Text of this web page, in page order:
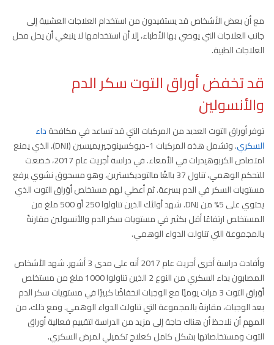
مع أن بعض الأشخاص قد يستفيدون من استخدام العلاجات العشبية إلى
جانب العلاجات التي يوصي بها الأطباء، إلا أن استخدامها لا ينبغي أن يحل محل
العلاجات الطبية.
قد تخفض أوراق التوت سكر الدم
والأنسولين
توفر أوراق التوت العديد من المركبات التي قد تساعد في مكافحةداء
السكري
. وتشمل هذه المركبات 1-ديوكسينوجيريميسين (DNJ)، الذي يمنع
امتصاص الكربوهيدرات في الأمعاء. في دراسة أجريت عام 2017، خضعت
للتحكم الوهمي، تناول 37 بالغًا مالتوديكسترين، وهو مسحوق نشوي يرفع
مستويات السكر في الدم بسرعة. ثم أعطي لهم مستخلص أوَراق التوت الذي
يحتوي على 5% من DNJ. شهد أولئك الذين تناولوا 250 أو 500 ملغ من
المستخلص ارتفاعًا أقل بكثير في مستويات سكر الدم والأنسولين مقارنةً
بالمجموعة التي تناولت الدواء الوهمي.
وأفادت دراسة أخرى أجريت عام 2017 أنه على مدى 3 أشهر. شهد الأشخاص
المصابون بداء السكري من النوع 2 الذين تناولوا 1000 ملغ من مستخلص
أوَراق التوت 3 مرات يوميًا مع الوجبات انخفاضًا كبيرًا في مستويات سكر الدم
بعد الوجبات، مقارنةً بالمجموعة التي تناولت الدواء الوهمي. ومع ذلك، من
المهم أن نلاحظ أن هناك حاجة إلى مزيد من الدراسة لتقييم فعالية أوراق
التوت ومستخلصاتها بشكل كامل كعلاج تكميلي لمرض السكري.